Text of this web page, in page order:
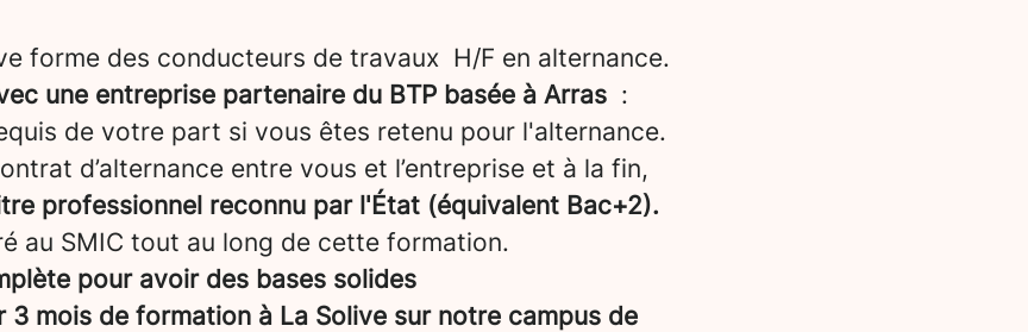
forme des conducteurs de travaux H/F en alternance.
une entreprise partenaire du BTP basée à Arras :
de votre part si vous êtes retenu pour l'alternance.
d’alternance entre vous et l’entreprise et à la fin,
professionnel reconnu par l'État (équivalent Bac+2).
au SMIC tout au long de cette formation.
pour avoir des bases solides
3 mois de formation à La Solive sur notre campus de